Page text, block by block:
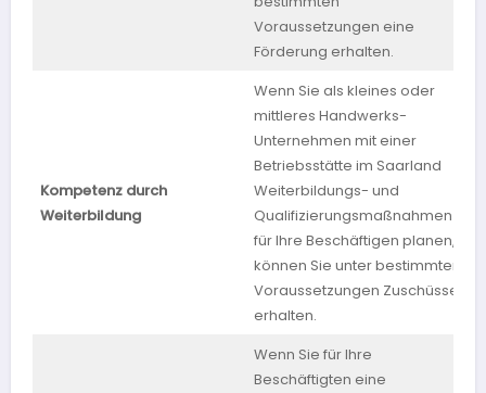
Voraussetzungen eine
Förderung erhalten.
Kompetenz durch
Weiterbildung
Wenn Sie als kleines oder
mittleres Handwerks-
Unternehmen mit einer
Betriebsstätte im Saarland
Weiterbildungs- und
Qualifizierungsmaßnahmen
für Ihre Beschäftigen planen,
können Sie unter bestimmten
Voraussetzungen Zuschüsse
erhalten.
Wenn Sie für Ihre
Beschäftigten eine